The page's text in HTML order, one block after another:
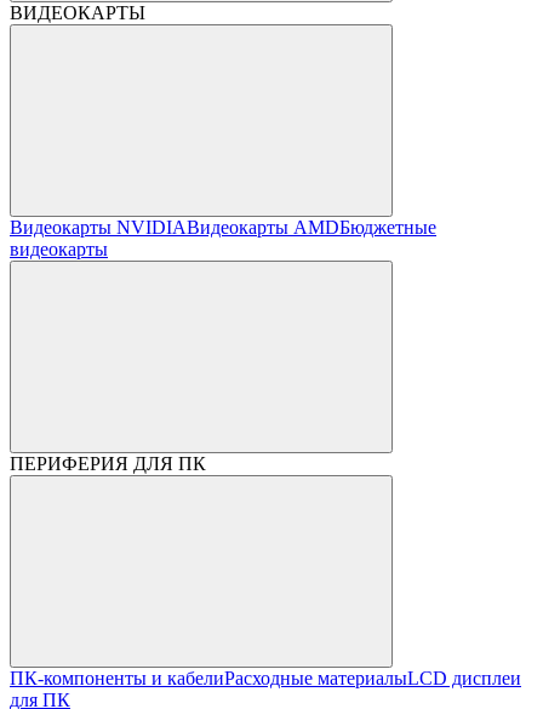
ВИДЕОКАРТЫ
Видеокарты NVIDIAВидеокарты AMDБюджетные
видеокарты
ПЕРИФЕРИЯ ДЛЯ ПК
ПК-компоненты и кабелиРасходные материалыLCD дисплеи
для ПК